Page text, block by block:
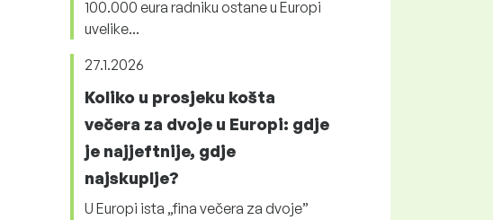
100.000 eura radniku ostane u Europi
uvelike...
27.1.2026
Koliko u prosjeku košta
večera za dvoje u Europi: gdje
je najjeftnije, gdje
najskuplje?
U Europi ista „fina večera za dvoje”